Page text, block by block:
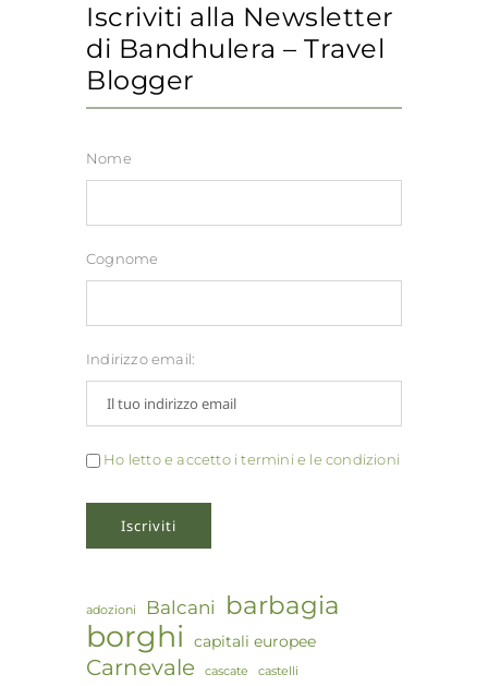
Iscriviti alla Newsletter
di Bandhulera – Travel
Blogger
Nome
Cognome
Indirizzo email:
Ho letto e accetto i termini e le condizioni
adozioni Balcani barbagia
borghi capitali europee
Carnevale cascate castelli